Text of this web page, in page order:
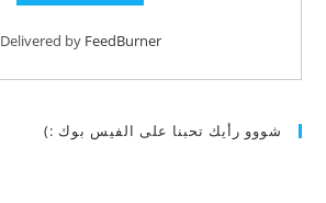
Delivered by FeedBurner
شووو رأيك تحبنا على الفيس بوك :)